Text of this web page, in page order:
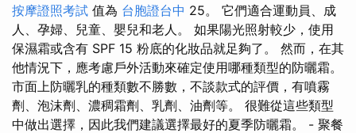
按摩證照考試 值為 台胞證台中 25。 它們適合運動員、成
人、孕婦、兒童、嬰兒和老人。 如果陽光照射較少，使用
保濕霜或含有 SPF 15 粉底的化妝品就足夠了。 然而，在其
他情況下，應考慮戶外活動來確定使用哪種類型的防曬霜。
市面上防曬乳的種類數不勝數，不談款式的評價，有噴霧
劑、泡沫劑、濃稠霜劑、乳劑、油劑等。 很難從這些類型
中做出選擇，因此我們建議選擇最好的夏季防曬霜。 - 聚餐